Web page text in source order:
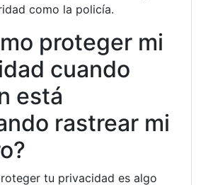
como la policía.
proteger mi
cuando
está
rastrear mi
tu privacidad es algo